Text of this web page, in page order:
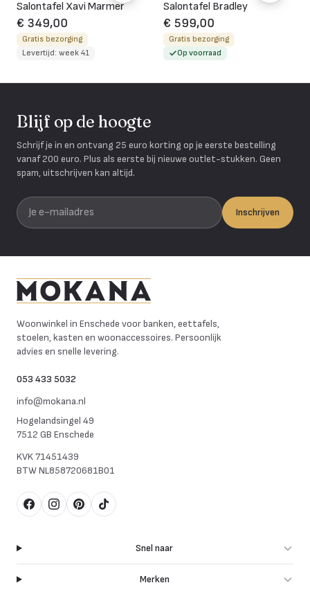
Salontafel Xavi Marmer
€ 349,00
Gratis bezorging
Levertijd: week 41
Salontafel Bradley
€ 599,00
Gratis bezorging
Op voorraad
Blijf op de hoogte
Schrijf je in en ontvang 25 euro korting op je eerste bestelling
vanaf 200 euro. Plus als eerste bij nieuwe outlet-stukken. Geen
spam, uitschrijven kan altijd.
Je e-mailadres
Inschrijven
Woonwinkel in Enschede voor banken, eettafels,
stoelen, kasten en woonaccessoires. Persoonlijk
advies en snelle levering.
053 433 5032
info@mokana.nl
Hogelandsingel 49
7512 GB Enschede
KVK71451439
BTWNL858720681B01
FacebookInstagram
Pinterest
TikTok
Snel naar
Merken